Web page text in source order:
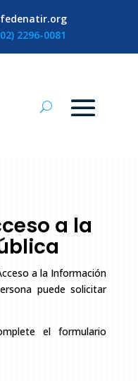
2296-0081
a la
a la Información
puede solicitar
el formulario